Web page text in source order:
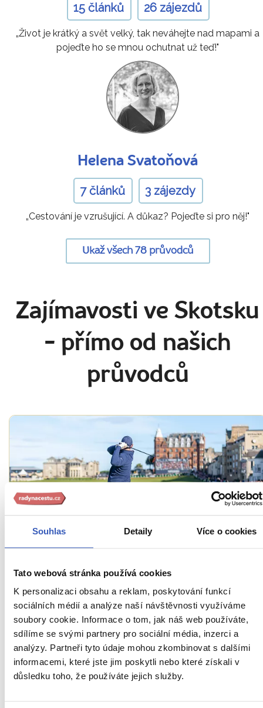
Souhlas Detaily Více o cookies
Tato webová stránka používá cookies
K personalizaci obsahu a reklam, poskytování funkcí
sociálních médií a analýze naší návštěvnosti využíváme
soubory cookie. Informace o tom, jak náš web používáte,
sdílíme se svými partnery pro sociální média, inzerci a
analýzy. Partneři tyto údaje mohou zkombinovat s dalšími
informacemi, které jste jim poskytli nebo které získali v
důsledku toho, že používáte jejich služby.
15 článků 26 zájezdů
„Život je krátký a svět velký, tak neváhejte nad mapami a
pojeďte ho se mnou ochutnat už teď!"
Helena Svatoňová
7 článků 3 zájezdy
„Cestování je vzrušující. A důkaz? Pojeďte si pro něj!"
Ukaž všech 78 průvodců
Zajímavosti ve Skotsku
- přímo od našich
průvodců
Víte, že...
vynalezl moderní golf
922 přečtení